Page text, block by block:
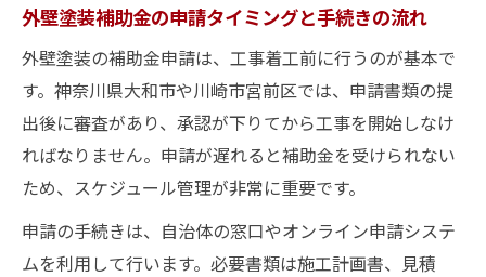
外壁塗装補助金の申請タイミングと手続きの流れ
外壁塗装の補助金申請は、工事着工前に行うのが基本で
す。神奈川県大和市や川崎市宮前区では、申請書類の提
出後に審査があり、承認が下りてから工事を開始しなけ
ればなりません。申請が遅れると補助金を受けられない
ため、スケジュール管理が非常に重要です。
申請の手続きは、自治体の窓口やオンライン申請システ
ムを利用して行います。必要書類は施工計画書、見積